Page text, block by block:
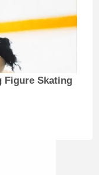
Figure Skating